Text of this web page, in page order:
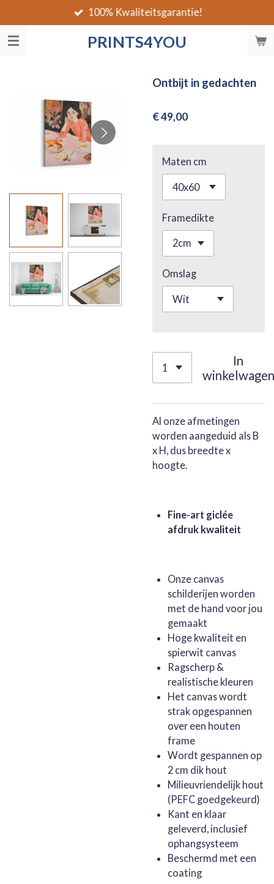
direct
naar
PRINTS4YOU
100% Kwaliteitsgarantie!
Ontbijt in gedachten
€ 49,00
Maten cm
Framedikte
Omslag
In
winkelwagen
Al onze afmetingen
worden aangeduid als B
x H, dus breedte x
hoogte.
Fine-art giclée
afdruk kwaliteit
Onze canvas
schilderijen worden
met de hand voor jou
gemaakt
Hoge kwaliteit en
spierwit canvas
Ragscherp &
realistische kleuren
Het canvas wordt
strak opgespannen
over een houten
frame
Wordt gespannen op
2 cm dik hout
Milieuvriendelijk hout
(PEFC goedgekeurd)
Kant en klaar
geleverd, inclusief
ophangsysteem
Beschermd met een
coating